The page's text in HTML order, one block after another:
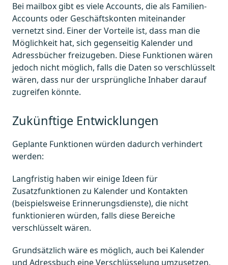
Bei mailbox gibt es viele Accounts, die als Familien-
Accounts oder Geschäftskonten miteinander
vernetzt sind. Einer der Vorteile ist, dass man die
Möglichkeit hat, sich gegenseitig Kalender und
Adressbücher freizugeben. Diese Funktionen wären
jedoch nicht möglich, falls die Daten so verschlüsselt
wären, dass nur der ursprüngliche Inhaber darauf
zugreifen könnte.
Zukünftige Entwicklungen
Geplante Funktionen würden dadurch verhindert
werden:
Langfristig haben wir einige Ideen für
Zusatzfunktionen zu Kalender und Kontakten
(beispielsweise Erinnerungsdienste), die nicht
funktionieren würden, falls diese Bereiche
verschlüsselt wären.
Grundsätzlich wäre es möglich, auch bei Kalender
und Adressbuch eine Verschlüsselung umzusetzen,